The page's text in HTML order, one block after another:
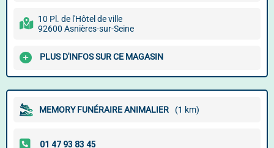
10 Pl. de l'Hôtel de ville
92600 Asnières-sur-Seine
PLUS D'INFOS SUR CE MAGASIN
MEMORY FUNÉRAIRE ANIMALIER (1 km)